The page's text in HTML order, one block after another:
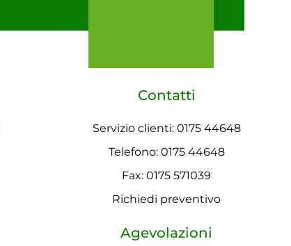
Contatti
Servizio clienti: 0175 44648
Telefono: 0175 44648
Fax: 0175 571039
Richiedi preventivo
Agevolazioni